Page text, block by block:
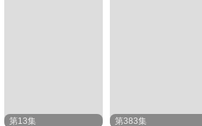
第13集
第383集